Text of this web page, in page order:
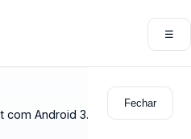
☰
Fechar
Android 3.0 da Motorola